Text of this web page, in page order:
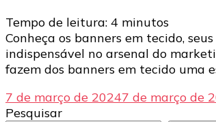
Tempo de leitura: 4 minutos
Conheça os banners em tecido,
indispensável no arsenal do
fazem dos banners em tecido uma
7 de março de 20247 de março de
Pesquisar